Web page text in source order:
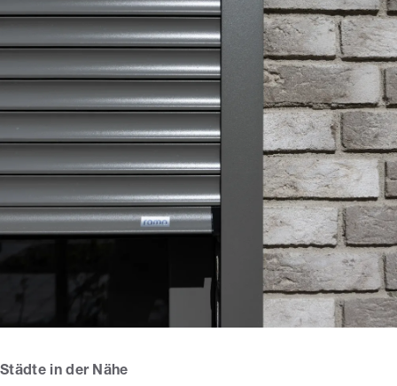
Städte in der Nähe